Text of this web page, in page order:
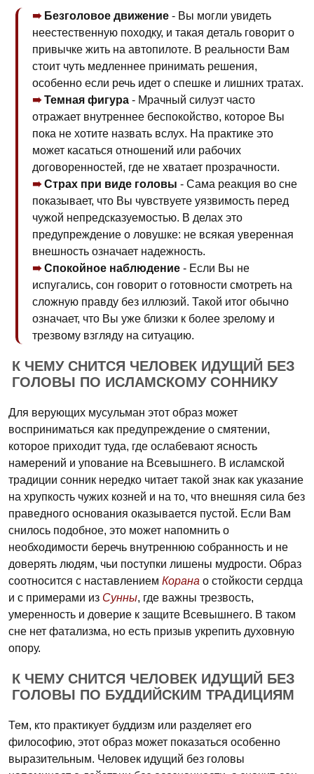
Безголовое движение - Вы могли увидеть
неестественную походку, и такая деталь говорит о
привычке жить на автопилоте. В реальности Вам
стоит чуть медленнее принимать решения,
особенно если речь идет о спешке и лишних тратах.
Темная фигура - Мрачный силуэт часто
отражает внутреннее беспокойство, которое Вы
пока не хотите назвать вслух. На практике это
может касаться отношений или рабочих
договоренностей, где не хватает прозрачности.
Страх при виде головы - Сама реакция во сне
показывает, что Вы чувствуете уязвимость перед
чужой непредсказуемостью. В делах это
предупреждение о ловушке: не всякая уверенная
внешность означает надежность.
Спокойное наблюдение - Если Вы не
испугались, сон говорит о готовности смотреть на
сложную правду без иллюзий. Такой итог обычно
означает, что Вы уже близки к более зрелому и
трезвому взгляду на ситуацию.
К ЧЕМУ СНИТСЯ ЧЕЛОВЕК ИДУЩИЙ БЕЗ
ГОЛОВЫ ПО ИСЛАМСКОМУ СОННИКУ
Для верующих мусульман этот образ может
восприниматься как предупреждение о смятении,
которое приходит туда, где ослабевают ясность
намерений и упование на Всевышнего. В исламской
традиции сонник нередко читает такой знак как указание
на хрупкость чужих козней и на то, что внешняя сила без
праведного основания оказывается пустой. Если Вам
снилось подобное, это может напомнить о
необходимости беречь внутреннюю собранность и не
доверять людям, чьи поступки лишены мудрости. Образ
соотносится с наставлением Корана о стойкости сердца
и с примерами из Сунны, где важны трезвость,
умеренность и доверие к защите Всевышнего. В таком
сне нет фатализма, но есть призыв укрепить духовную
опору.
К ЧЕМУ СНИТСЯ ЧЕЛОВЕК ИДУЩИЙ БЕЗ
ГОЛОВЫ ПО БУДДИЙСКИМ ТРАДИЦИЯМ
Тем, кто практикует буддизм или разделяет его
философию, этот образ может показаться особенно
выразительным. Человек идущий без головы